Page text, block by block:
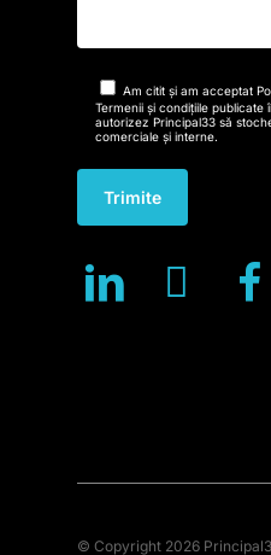
Am citit și am acceptat
Termenii și condițiile publicate
autorizez Principal33 să
comerciale și interne.
© Copyright 2026